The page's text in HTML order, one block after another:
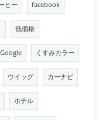
ヒー facebook
低価格
Google くすみカラー
ウイッグ カーナビ
ホテル